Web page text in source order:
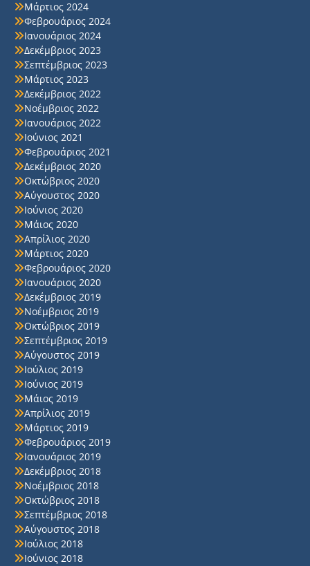
Μάρτιος 2024
Φεβρουάριος 2024
Ιανουάριος 2024
Δεκέμβριος 2023
Σεπτέμβριος 2023
Μάρτιος 2023
Δεκέμβριος 2022
Νοέμβριος 2022
Ιανουάριος 2022
Ιούνιος 2021
Φεβρουάριος 2021
Δεκέμβριος 2020
Οκτώβριος 2020
Αύγουστος 2020
Ιούνιος 2020
Μάιος 2020
Απρίλιος 2020
Μάρτιος 2020
Φεβρουάριος 2020
Ιανουάριος 2020
Δεκέμβριος 2019
Νοέμβριος 2019
Οκτώβριος 2019
Σεπτέμβριος 2019
Αύγουστος 2019
Ιούλιος 2019
Ιούνιος 2019
Μάιος 2019
Απρίλιος 2019
Μάρτιος 2019
Φεβρουάριος 2019
Ιανουάριος 2019
Δεκέμβριος 2018
Νοέμβριος 2018
Οκτώβριος 2018
Σεπτέμβριος 2018
Αύγουστος 2018
Ιούλιος 2018
Ιούνιος 2018